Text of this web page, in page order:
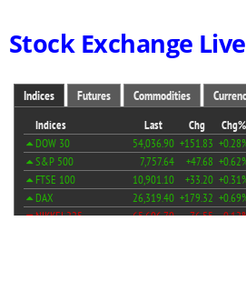
Stock Exchange Live